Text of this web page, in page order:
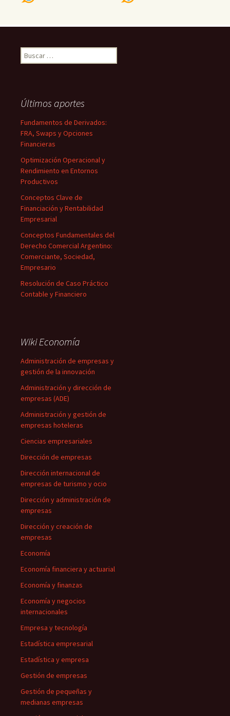
Buscar:
Últimos aportes
Fundamentos de Derivados:
FRA, Swaps y Opciones
Financieras
Optimización Operacional y
Rendimiento en Entornos
Productivos
Conceptos Clave de
Financiación y Rentabilidad
Empresarial
Conceptos Fundamentales del
Derecho Comercial Argentino:
Comerciante, Sociedad,
Empresario
Resolución de Caso Práctico
Contable y Financiero
Wiki Economía
Administración de empresas y
gestión de la innovación
Administración y dirección de
empresas (ADE)
Administración y gestión de
empresas hoteleras
Ciencias empresariales
Dirección de empresas
Dirección internacional de
empresas de turismo y ocio
Dirección y administración de
empresas
Dirección y creación de
empresas
Economía
Economía financiera y actuarial
Economía y finanzas
Economía y negocios
internacionales
Empresa y tecnología
Estadística empresarial
Estadística y empresa
Gestión de empresas
Gestión de pequeñas y
medianas empresas